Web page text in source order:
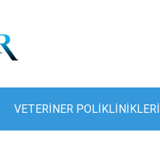
VETERINER POLIKLINIKLERI